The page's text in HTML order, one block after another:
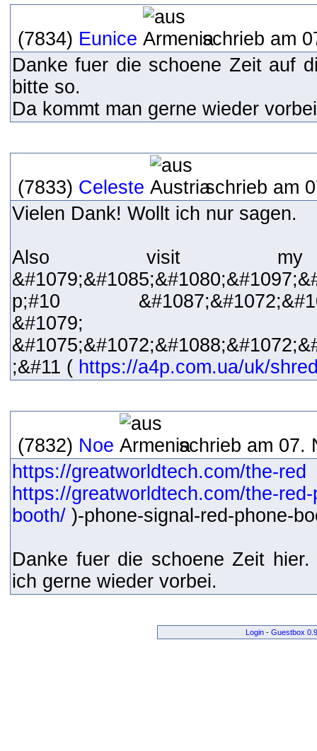
(7834) Eunice
schrieb am
Danke fuer die schoene Zeit auf
bitte so.
Da kommt man gerne wieder
(7833) Celeste
schrieb am
Vielen Dank! Wollt ich nur sagen.
Also visit
p;#10
&#1079;
;&#11 ( https://a4p.com.ua/uk/
(7832) Noe
schrieb am 07.
https://greatworldtech.com/the-red
https://greatworldtech.com/the-
booth/ )-phone-signal-red-phone-
Danke fuer die schoene Zeit
ich gerne wieder vorbei.
Login- Guestbox